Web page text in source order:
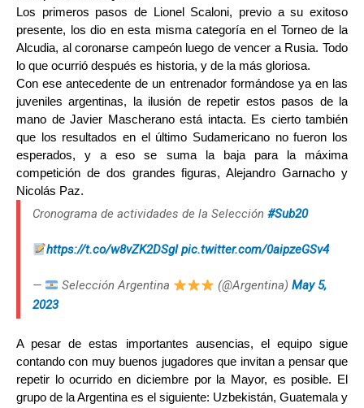
Los primeros pasos de Lionel Scaloni, previo a su exitoso
presente, los dio en esta misma categoría en el Torneo de la
Alcudia, al coronarse campeón luego de vencer a Rusia. Todo
lo que ocurrió después es historia, y de la más gloriosa.
Con ese antecedente de un entrenador formándose ya en las
juveniles argentinas, la ilusión de repetir estos pasos de la
mano de Javier Mascherano está intacta. Es cierto también
que los resultados en el último Sudamericano no fueron los
esperados, y a eso se suma la baja para la máxima
competición de dos grandes figuras, Alejandro Garnacho y
Nicolás Paz.
Cronograma de actividades de la Selección #Sub20
https://t.co/w8vZK2DSgI pic.twitter.com/0aipzeGSv4
— Selección Argentina (@Argentina)May 5,
2023
A pesar de estas importantes ausencias, el equipo sigue
contando con muy buenos jugadores que invitan a pensar que
repetir lo ocurrido en diciembre por la Mayor, es posible. El
grupo de la Argentina es el siguiente: Uzbekistán, Guatemala y